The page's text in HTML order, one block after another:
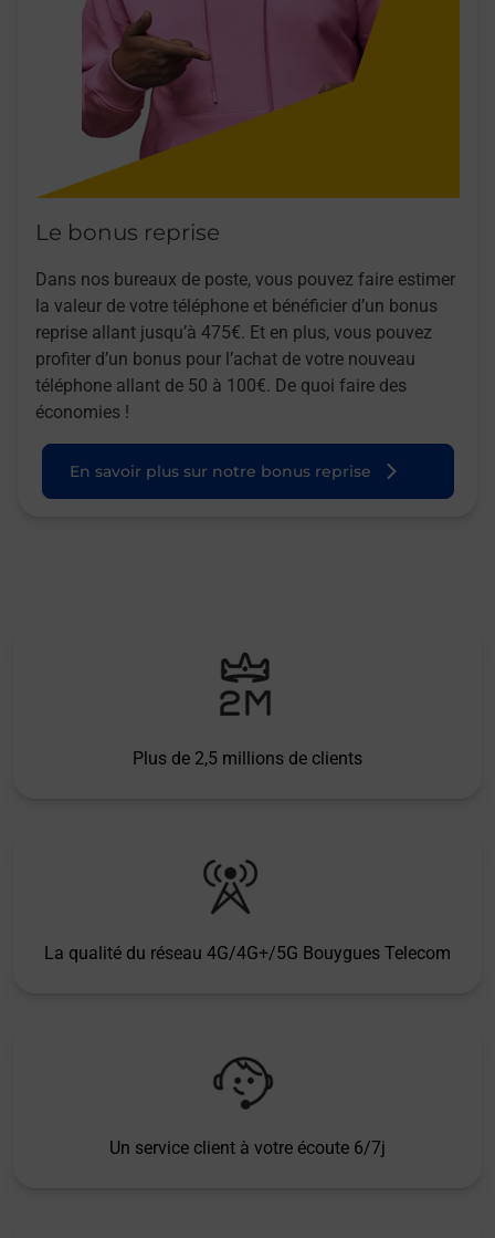
Le bonus reprise
Dans nos bureaux de poste, vous pouvez faire estimer
la valeur de votre téléphone et bénéficier d’un bonus
reprise allant jusqu’à 475€. Et en plus, vous pouvez
profiter d’un bonus pour l’achat de votre nouveau
téléphone allant de 50 à 100€. De quoi faire des
économies !
En savoir plus sur notre bonus reprise
Plus de 2,5 millions de clients
La qualité du réseau 4G/4G+/5G Bouygues Telecom
Un service client à votre écoute 6/7j